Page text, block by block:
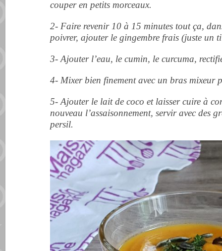
couper en petits morceaux.
2- Faire revenir 10 à 15 minutes tout ça,
poivrer, ajouter le gingembre frais (juste un
3- Ajouter l’eau, le cumin, le curcuma,
4- Mixer bien finement avec un bras mixeur
5- Ajouter le lait de coco et laisser cuire à
nouveau l’assaisonnement, servir avec des
persil.